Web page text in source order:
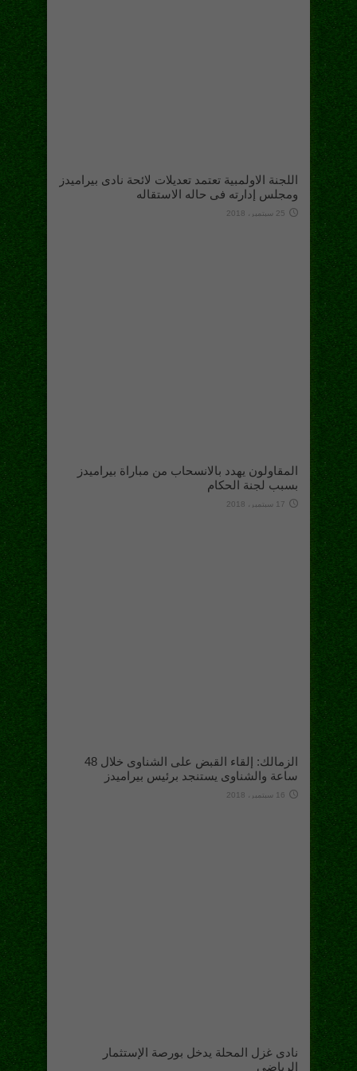
اللجنة الاولمبية تعتمد تعديلات لائحة نادى بيراميدز
ومجلس إدارته فى حاله الاستقاله
25 سبتمبر، 2018
المقاولون يهدد بالانسحاب من مباراة بيراميدز
بسبب لجنة الحكام
17 سبتمبر، 2018
الزمالك: إلقاء القبض على الشناوى خلال 48
ساعة والشناوى يستنجد برئيس بيراميدز
16 سبتمبر، 2018
نادى غزل المحلة يدخل بورصة الإستثمار
الرياضى